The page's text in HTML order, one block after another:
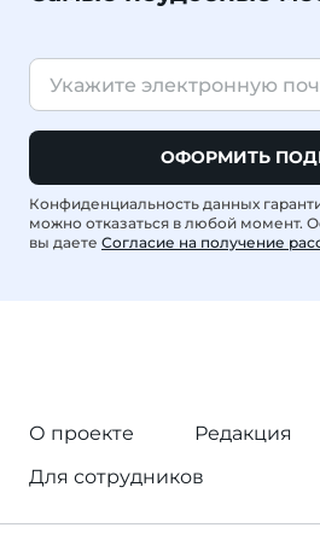
ОФОРМИТЬ
Конфиденциальность данных
можно отказаться в любой момент.
вы даете Согласие на получение
О проекте
Редакция
Для сотрудников